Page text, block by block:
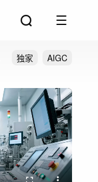
独家
AIGC